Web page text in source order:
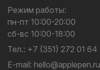
Режим работы:
пн-пт 10:00-20:00
сб-вс 10:00-18:00
Тел.: +7 (351) 272 01 64
E-mail: hello@applepen.ru